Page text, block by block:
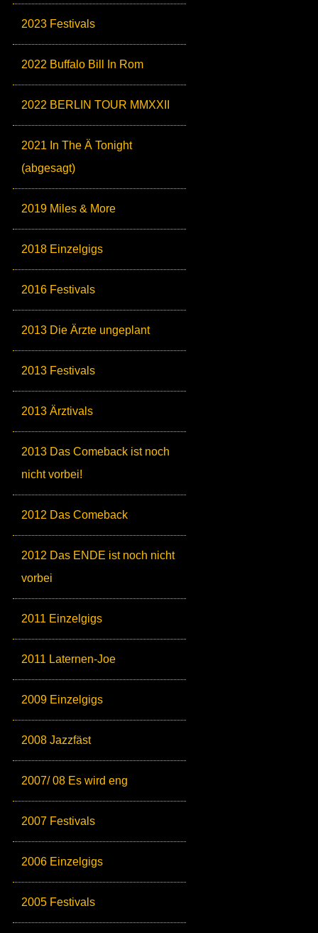
2023 Festivals
2022 Buffalo Bill In Rom
2022 BERLIN TOUR MMXXII
2021 In The Ä Tonight
(abgesagt)
2019 Miles & More
2018 Einzelgigs
2016 Festivals
2013 Die Ärzte ungeplant
2013 Festivals
2013 Ärztivals
2013 Das Comeback ist noch
nicht vorbei!
2012 Das Comeback
2012 Das ENDE ist noch nicht
vorbei
2011 Einzelgigs
2011 Laternen-Joe
2009 Einzelgigs
2008 Jazzfäst
2007/ 08 Es wird eng
2007 Festivals
2006 Einzelgigs
2005 Festivals